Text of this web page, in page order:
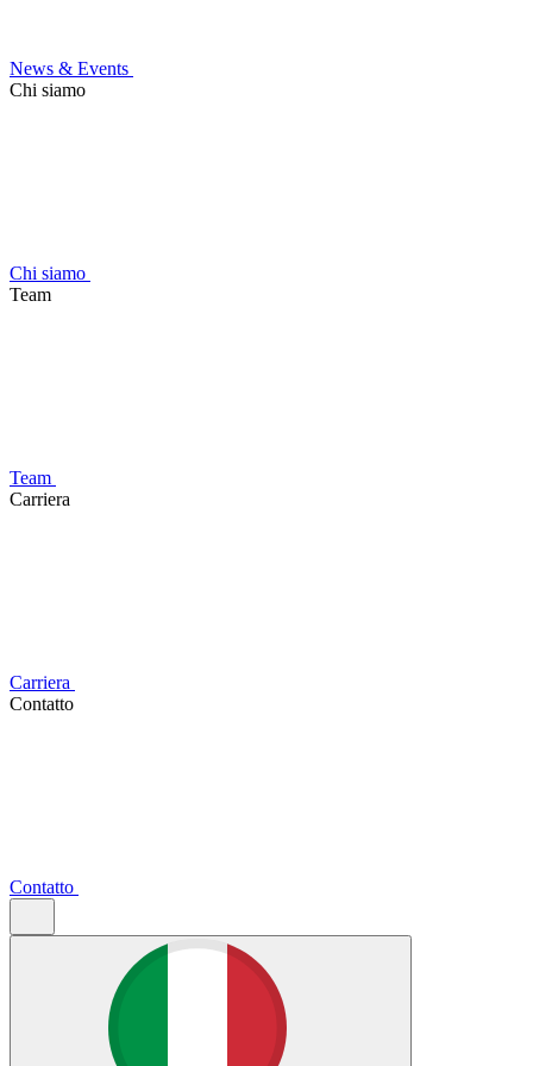
News & Events
Chi siamo
Chi siamo
Team
Team
Carriera
Carriera
Contatto
Contatto